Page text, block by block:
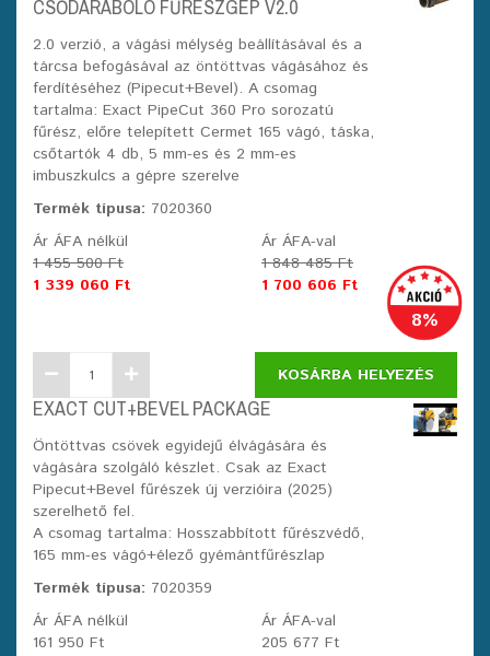
CSŐDARABOLÓ FŰRÉSZGÉP V2.0
2.0 verzió, a vágási mélység beállításával és a
tárcsa befogásával az öntöttvas vágásához és
ferdítéséhez (Pipecut+Bevel). A csomag
tartalma: Exact PipeCut 360 Pro sorozatú
fűrész, előre telepített Cermet 165 vágó, táska,
csőtartók 4 db, 5 mm-es és 2 mm-es
imbuszkulcs a gépre szerelve
Termék típusa: 7020360
Ár ÁFA nélkül
1 455 500 Ft
1 339 060 Ft
Ár ÁFA-val
1 848 485 Ft
1 700 606 Ft
8%
KOSÁRBA HELYEZÉS
EXACT CUT+BEVEL PACKAGE
Öntöttvas csövek egyidejű élvágására és
vágására szolgáló készlet. Csak az Exact
Pipecut+Bevel fűrészek új verzióira (2025)
szerelhető fel.
A csomag tartalma: Hosszabbított fűrészvédő,
165 mm-es vágó+élező gyémántfűrészlap
Termék típusa: 7020359
Ár ÁFA nélkül
161 950 Ft
Ár ÁFA-val
205 677 Ft